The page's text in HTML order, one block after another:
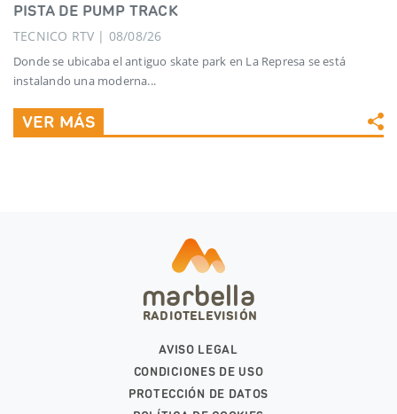
PISTA DE PUMP TRACK
TECNICO RTV | 08/08/26
Donde se ubicaba el antiguo skate park en La Represa se está
instalando una moderna...
VER MÁS
marbella
RADIOTELEVISIÓN
AVISO LEGAL
CONDICIONES DE USO
PROTECCIÓN DE DATOS